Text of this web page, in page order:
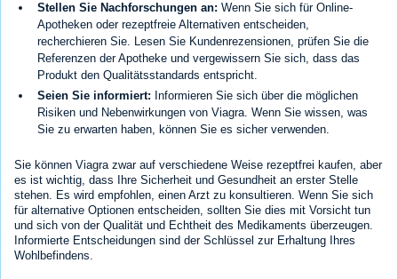
Stellen Sie Nachforschungen an: Wenn Sie sich für Online-
Apotheken oder rezeptfreie Alternativen entscheiden,
recherchieren Sie. Lesen Sie Kundenrezensionen, prüfen Sie die
Referenzen der Apotheke und vergewissern Sie sich, dass das
Produkt den Qualitätsstandards entspricht.
Seien Sie informiert: Informieren Sie sich über die möglichen
Risiken und Nebenwirkungen von Viagra. Wenn Sie wissen, was
Sie zu erwarten haben, können Sie es sicher verwenden.
Sie können Viagra zwar auf verschiedene Weise rezeptfrei kaufen, aber
es ist wichtig, dass Ihre Sicherheit und Gesundheit an erster Stelle
stehen. Es wird empfohlen, einen Arzt zu konsultieren. Wenn Sie sich
für alternative Optionen entscheiden, sollten Sie dies mit Vorsicht tun
und sich von der Qualität und Echtheit des Medikaments überzeugen.
Informierte Entscheidungen sind der Schlüssel zur Erhaltung Ihres
Wohlbefindens.